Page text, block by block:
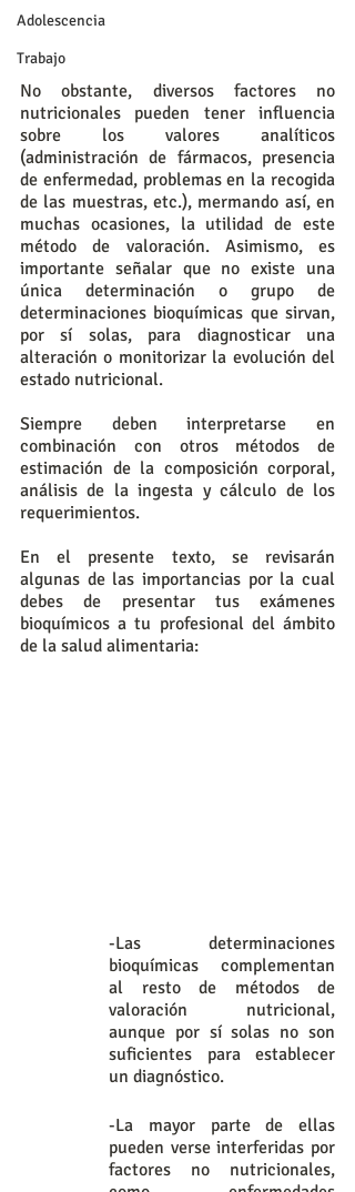
Adolescencia
Trabajo
No obstante, diversos factores no
nutricionales pueden tener influencia
sobre los valores analíticos
(administración de fármacos, presencia
de enfermedad, problemas en la recogida
de las muestras, etc.), mermando así, en
muchas ocasiones, la utilidad de este
método de valoración. Asimismo, es
importante señalar que no existe una
única determinación o grupo de
determinaciones bioquímicas que sirvan,
por sí solas, para diagnosticar una
alteración o monitorizar la evolución del
estado nutricional.
Siempre deben interpretarse en
combinación con otros métodos de
estimación de la composición corporal,
análisis de la ingesta y cálculo de los
requerimientos.
En el presente texto, se revisarán
algunas de las importancias por la cual
debes de presentar tus exámenes
bioquímicos a tu profesional del ámbito
de la salud alimentaria:
-Las determinaciones
bioquímicas complementan
al resto de métodos de
valoración nutricional,
aunque por sí solas no son
suficientes para establecer
un diagnóstico.
-La mayor parte de ellas
pueden verse interferidas por
factores no nutricionales,